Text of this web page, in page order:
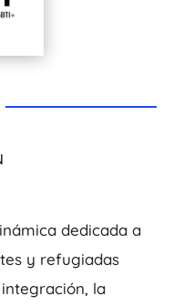
dedicada a
y refugiadas
integración, la